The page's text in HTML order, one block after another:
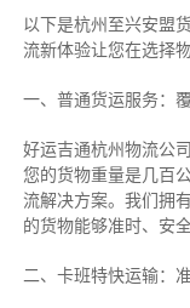
以下是杭州至兴安盟
流新体验让您在选择
一、普通货运服务：
好运吉通杭州物流公
您的货物重量是几百
流解决方案。我们拥
的货物能够准时、安
二、卡班特快运输：